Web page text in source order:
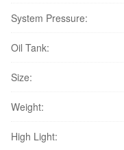
System Pressure:
Oil Tank:
Size:
Weight:
High Light: